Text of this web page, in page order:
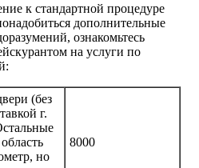
к стандартной процедуре
дополнительные
ознакомьтесь
на услуги по
(без
г.
но
8000